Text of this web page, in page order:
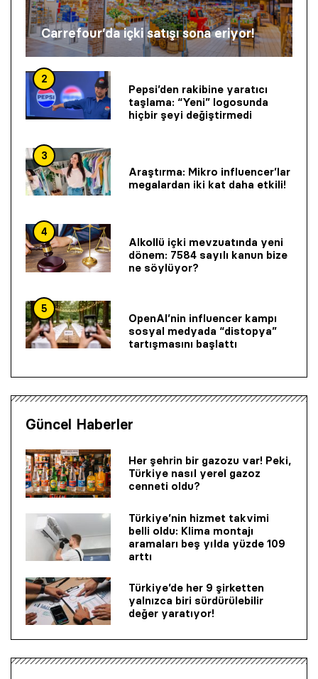
Carrefour’da içki satışı sona eriyor!
2
Pepsi’den rakibine yaratıcı
taşlama: “Yeni” logosunda
hiçbir şeyi değiştirmedi
3
Araştırma: Mikro influencer’lar
megalardan iki kat daha etkili!
4
Alkollü içki mevzuatında yeni
dönem: 7584 sayılı kanun bize
ne söylüyor?
5
OpenAI’nin influencer kampı
sosyal medyada “distopya”
tartışmasını başlattı
Güncel Haberler
Her şehrin bir gazozu var! Peki,
Türkiye nasıl yerel gazoz
cenneti oldu?
Türkiye’nin hizmet takvimi
belli oldu: Klima montajı
aramaları beş yılda yüzde 109
arttı
Türkiye’de her 9 şirketten
yalnızca biri sürdürülebilir
değer yaratıyor!